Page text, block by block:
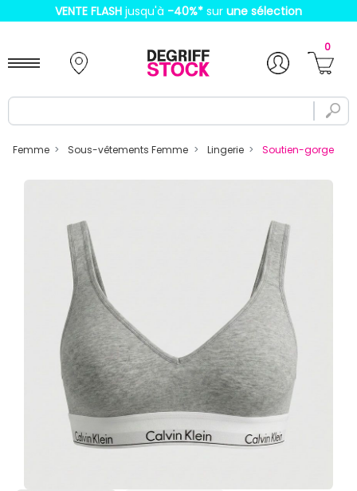
VENTE FLASH jusqu'à -40%* sur une sélection
0
Femme Sous-vêtements Femme Lingerie Soutien-gorge